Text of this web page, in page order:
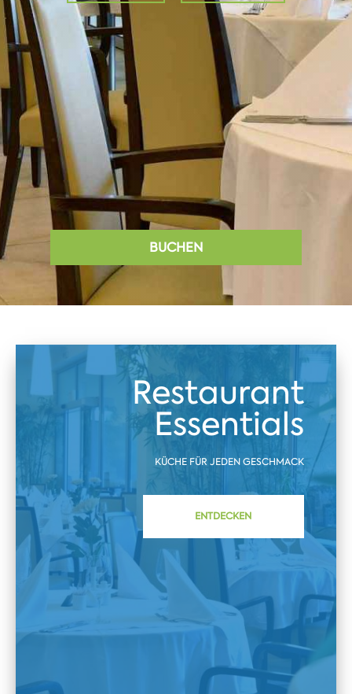
BUCHEN
Restaurant
Essentials
KÜCHE FÜR JEDEN GESCHMACK
ENTDECKEN